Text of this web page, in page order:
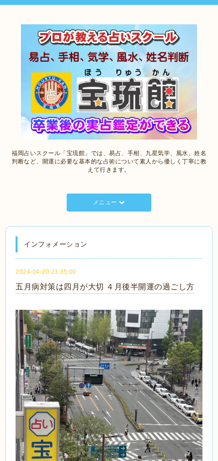
福岡占いスクール「宝琉館」では、易占、手相、九星気学、風水、姓名
判断など、開運に必要な基本的な占術について素人から優しく丁寧に教
えて行きます。
メニュー
インフォメーション
2024-04-20 23:35:00
五月病対策は四月が大切 ４月後半開運の過ごし方